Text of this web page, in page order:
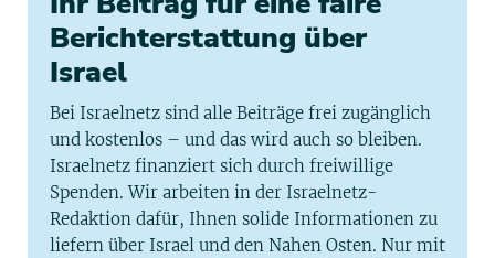
Berichterstattung über
Israel
Bei Israelnetz sind alle Beiträge frei zugänglich
und kostenlos – und das wird auch so bleiben.
Israelnetz finanziert sich durch freiwillige
Spenden. Wir arbeiten in der Israelnetz-
Redaktion dafür, Ihnen solide Informationen zu
liefern über Israel und den Nahen Osten. Nur mit